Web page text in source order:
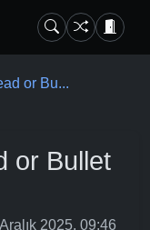
or Bu...
or Bullet
2025, 09:46